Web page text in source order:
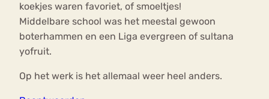
koekjes waren favoriet, of smoeltjes!
Middelbare school was het meestal gewoon
boterhammen en een Liga evergreen of sultana
yofruit.
Op het werk is het allemaal weer heel anders.